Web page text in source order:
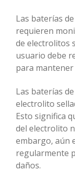
Las baterías
requieren
de electrolitos
usuario debe
para
Las baterías
electrolito
Esto significa
del electrolito
embargo, aún
regularmente
daños.